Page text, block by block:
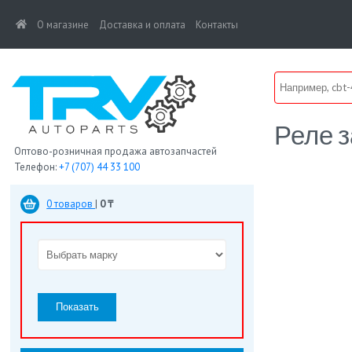
(current)
О магазине Доставка и оплата Контакты
Оптово-розничная продажа автозапчастей
Телефон:+7 (707) 44 33 100
0 товаров | 0 ₸
Показать
Реле